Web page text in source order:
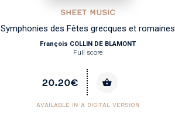
SHEET MUSIC
Symphonies des Fêtes grecques et romaines
François COLLIN DE BLAMONT
Full score
20.20€
AVAILABLE IN A DIGITAL VERSION